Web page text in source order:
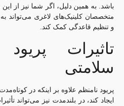
باشد. به همین دلیل، اگر شما نیز از
متخصصان کلینیک‌های لاغری می‌تواند
و تنظیم قاعدگی کمک کند.
تاثیرات
سلامتی
پریود نامنظم علاوه بر اینکه در
ایجاد کند، در بلندمدت نیز می‌تواند